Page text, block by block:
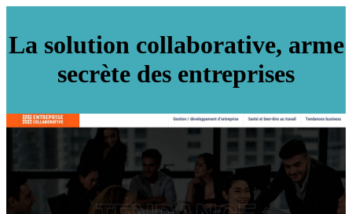
La solution collaborative, arme
secrète des entreprises